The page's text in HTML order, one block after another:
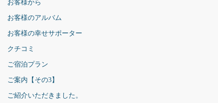
お客様から
お客様のアルバム
お客様の幸せサポーター
クチコミ
ご宿泊プラン
ご案内【その3】
ご紹介いただきました。